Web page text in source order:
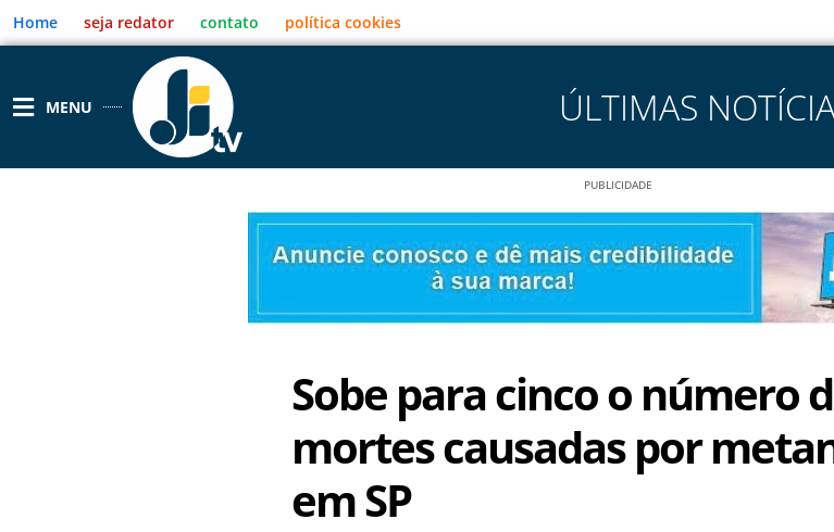
para
o
Home seja redator contato política cookies
MENU ÚLTIMAS
PUBLICIDADE
Sobe para cinco o número
mortes causadas por
em SP